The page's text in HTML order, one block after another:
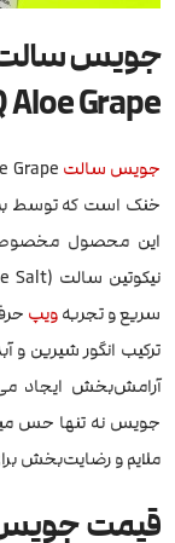
Aloe Grape
جویس سالت
سریع و تجربهویپ
ترکیب انگور شیرین و
آرامش‌بخش ایجاد
جویس نه تنها حس
ملایم و رضایت‌بخش
قیمت جویس